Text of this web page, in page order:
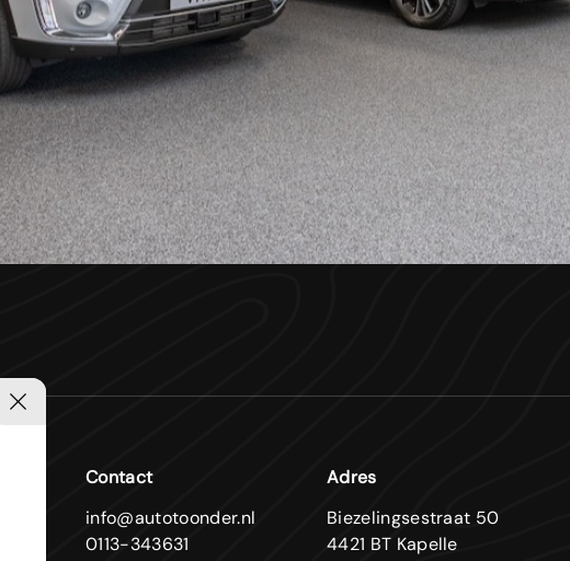
Contact
info@autotoonder.nl
0113-343631
Adres
Biezelingsestraat 50
4421 BT Kapelle